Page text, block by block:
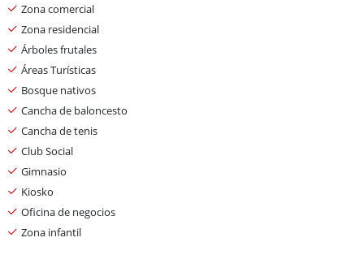
Zona comercial
Zona residencial
Árboles frutales
Áreas Turísticas
Bosque nativos
Cancha de baloncesto
Cancha de tenis
Club Social
Gimnasio
Kiosko
Oficina de negocios
Zona infantil